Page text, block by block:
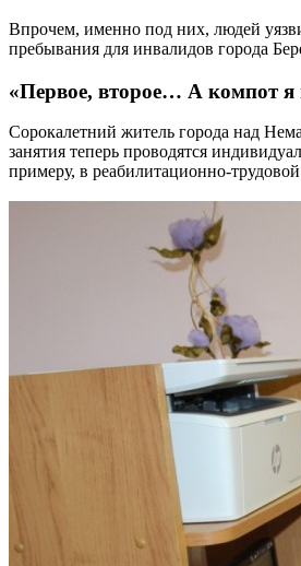
Впрочем, именно под них, людей
пребывания для инвалидов города
«Первое, второе… А компот я
Сорокалетний житель города над
занятия теперь проводятся
примеру, в реабилитационно-